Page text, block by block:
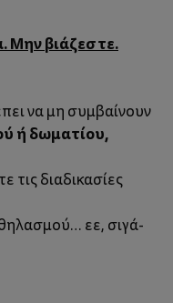
Μην βιάζεστε.
να μη συμβαίνουν
ή δωματίου,
τις διαδικασίες
εε, σιγά-